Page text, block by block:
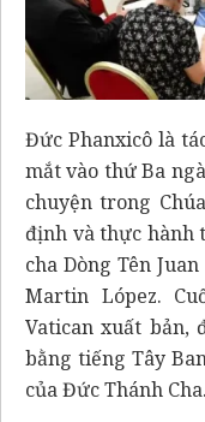
Đức Phanxicô là
mắt vào thứ Ba
chuyện trong
định và thực hành
cha Dòng Tên
Martin López.
Vatican xuất bản,
bằng tiếng Tây
của Đức Thánh Cha.